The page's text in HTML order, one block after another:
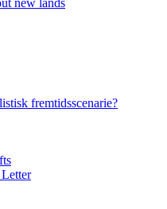
fremtidsscenarie?